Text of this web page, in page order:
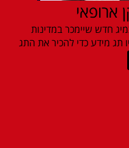
2012 , כל צמיג חדש שיימכר במדינות
תג מידע כדי להכיר את התג